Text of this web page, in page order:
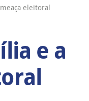
eleitoral
e a